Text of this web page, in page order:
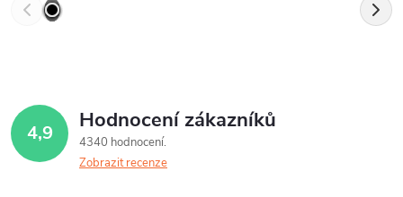
4,9 Hodnocení zákazníků
4340 hodnocení
Zobrazit recenze